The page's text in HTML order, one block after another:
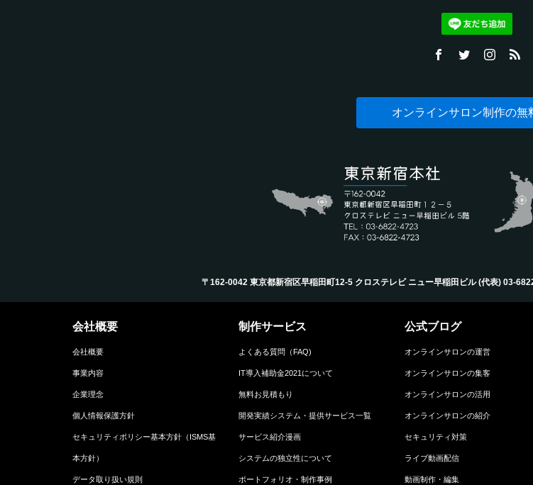
オンラインサロン制作の無
〒162-0042 東京都新宿区早稲田町12-5 クロステレビ ニュー早稲田ビル (代表) 03-
会社概要
会社概要
事業内容
企業理念
個人情報保護方針
セキュリティポリシー基本方針（ISMS基
本方針）
データ取り扱い規則
制作サービス
よくある質問（FAQ)
IT導入補助金2021について
無料お見積もり
開発実績システム・提供サービス一覧
サービス紹介漫画
システムの独立性について
ポートフォリオ・制作事例
公式ブログ
オンラインサロンの運営
オンラインサロンの集客
オンラインサロンの活用
オンラインサロンの紹介
セキュリティ対策
ライブ動画配信
動画制作・編集